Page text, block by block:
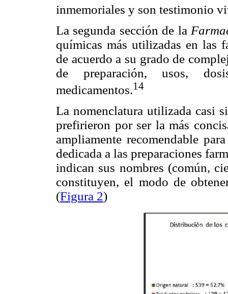
inmemoriales y son testimonio
La segunda sección de la
químicas más utilizadas en las
de acuerdo a su grado de
de preparación, usos,
medicamentos.14
La nomenclatura utilizada casi
prefirieron por ser la más
ampliamente recomendable
dedicada a las preparaciones
indican sus nombres (común,
constituyen, el modo de
(Figura 2)